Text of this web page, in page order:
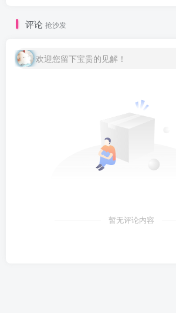
评论 抢沙发
欢迎您留下宝贵的见解！
暂无评论内容